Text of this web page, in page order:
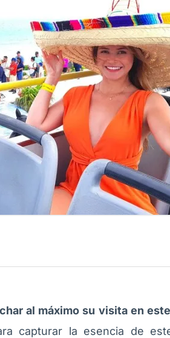
al máximo su visita en
capturar la esencia de